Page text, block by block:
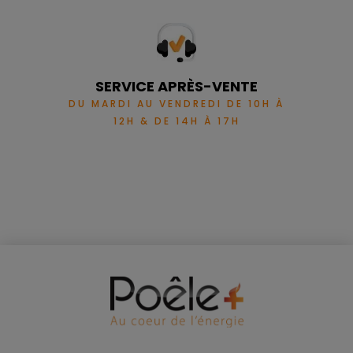
SERVICE APRÈS-VENTE
DU MARDI AU VENDREDI DE 10H À
12H & DE 14H À 17H